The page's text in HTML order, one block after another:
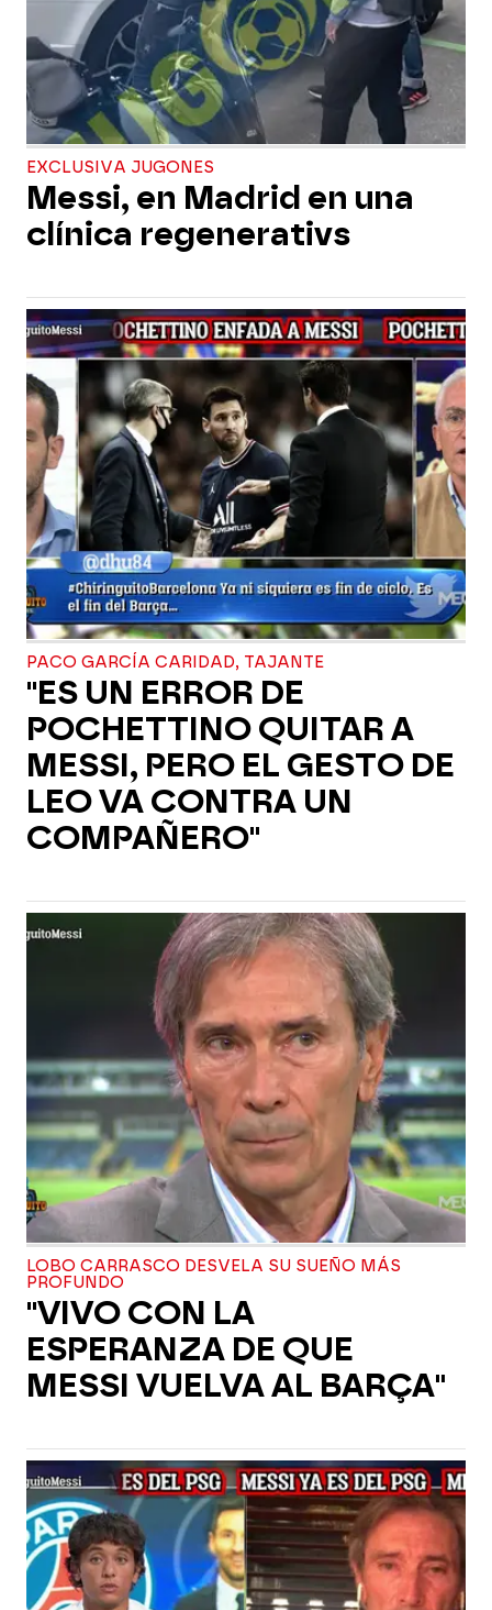
EXCLUSIVA JUGONES
Messi, en Madrid en una
clínica regenerativs
PACO GARCÍA CARIDAD, TAJANTE
"ES UN ERROR DE
POCHETTINO QUITAR A
MESSI, PERO EL GESTO DE
LEO VA CONTRA UN
COMPAÑERO"
LOBO CARRASCO DESVELA SU SUEÑO MÁS
PROFUNDO
"VIVO CON LA
ESPERANZA DE QUE
MESSI VUELVA AL BARÇA"